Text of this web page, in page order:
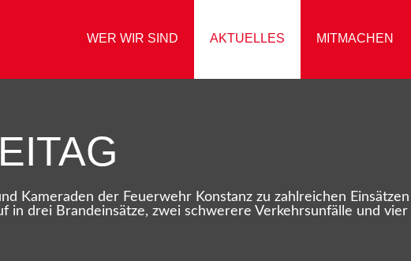
WER WIR SIND AKTUELLES MITMACHEN
Kameraden der Feuerwehr Konstanz zu zahlreichen
in drei Brandeinsätze, zwei schwerere Verkehrsunfälle und